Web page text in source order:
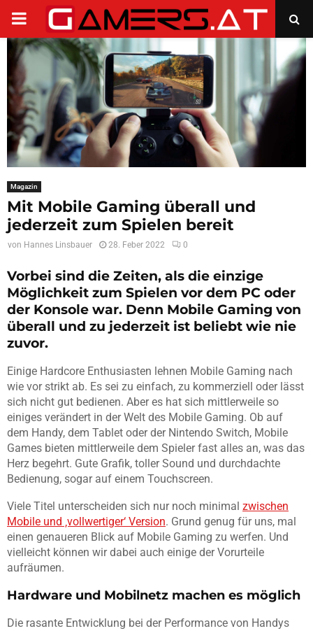
PRIMARY
MENU
Magazin
Mit Mobile Gaming überall und
jederzeit zum Spielen bereit
von Hannes Linsbauer 28. Feber 2022 0
Vorbei sind die Zeiten, als die einzige
Möglichkeit zum Spielen vor dem PC oder
der Konsole war. Denn Mobile Gaming von
überall und zu jederzeit ist beliebt wie nie
zuvor.
Einige Hardcore Enthusiasten lehnen Mobile Gaming nach
wie vor strikt ab. Es sei zu einfach, zu kommerziell oder lässt
sich nicht gut bedienen. Aber es hat sich mittlerweile so
einiges verändert in der Welt des Mobile Gaming. Ob auf
dem Handy, dem Tablet oder der Nintendo Switch, Mobile
Games bieten mittlerweile dem Spieler fast alles an, was das
Herz begehrt. Gute Grafik, toller Sound und durchdachte
Bedienung, sogar auf einem Touchscreen.
Viele Titel unterscheiden sich nur noch minimal zwischen
Mobile und ‚vollwertiger‘ Version. Grund genug für uns, mal
einen genaueren Blick auf Mobile Gaming zu werfen. Und
vielleicht können wir dabei auch einige der Vorurteile
aufräumen.
Hardware und Mobilnetz machen es möglich
Die rasante Entwicklung bei der Performance von Handys